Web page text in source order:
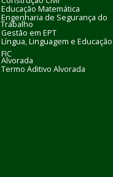
Educação Matemática
Engenharia de Segurança do
Trabalho
Gestão em EPT
Língua, Linguagem e Educação
FIC
Alvorada
Termo Aditivo Alvorada